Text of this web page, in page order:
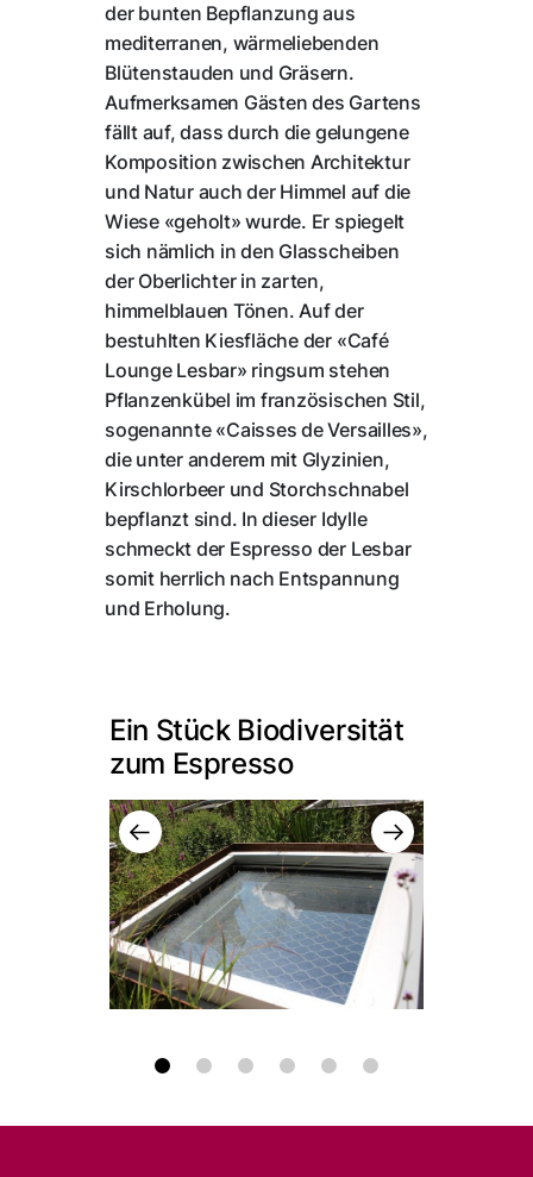
der bunten Bepflanzung aus
mediterranen, wärmeliebenden
Blütenstauden und Gräsern.
Aufmerksamen Gästen des Gartens
fällt auf, dass durch die gelungene
Komposition zwischen Architektur
und Natur auch der Himmel auf die
Wiese «geholt» wurde. Er spiegelt
sich nämlich in den Glasscheiben
der Oberlichter in zarten,
himmelblauen Tönen. Auf der
bestuhlten Kiesfläche der «Café
Lounge Lesbar» ringsum stehen
Pflanzenkübel im französischen Stil,
sogenannte «Caisses de Versailles»,
die unter anderem mit Glyzinien,
Kirschlorbeer und Storchschnabel
bepflanzt sind. In dieser Idylle
schmeckt der Espresso der Lesbar
somit herrlich nach Entspannung
und Erholung.
Ein Stück Biodiversität
zum Espresso